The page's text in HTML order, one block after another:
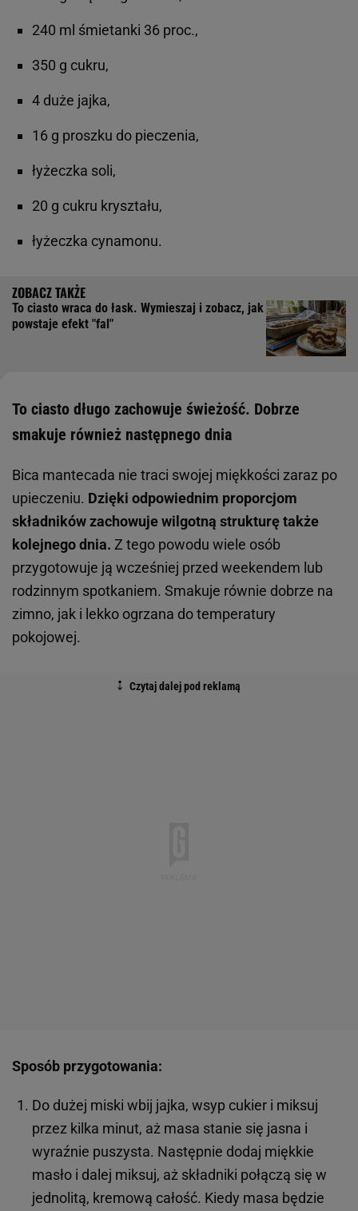
240 ml śmietanki 36 proc.,
350 g cukru,
4 duże jajka,
16 g proszku do pieczenia,
łyżeczka soli,
20 g cukru kryształu,
łyżeczka cynamonu.
To ciasto wraca do łask. Wymieszaj i zobacz, jak
powstaje efekt "fal"
To ciasto długo zachowuje świeżość. Dobrze
smakuje również następnego dnia
Bica mantecada nie traci swojej miękkości zaraz po
upieczeniu. Dzięki odpowiednim proporcjom
składników zachowuje wilgotną strukturę także
kolejnego dnia. Z tego powodu wiele osób
przygotowuje ją wcześniej przed weekendem lub
rodzinnym spotkaniem. Smakuje równie dobrze na
zimno, jak i lekko ogrzana do temperatury
pokojowej.
Sposób przygotowania:
Do dużej miski wbij jajka, wsyp cukier i miksuj
przez kilka minut, aż masa stanie się jasna i
wyraźnie puszysta. Następnie dodaj miękkie
masło i dalej miksuj, aż składniki połączą się w
jednolitą, kremową całość. Kiedy masa będzie